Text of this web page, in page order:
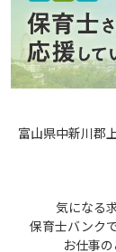
富山県中新川郡
気になる
保育士バンク
お仕事の